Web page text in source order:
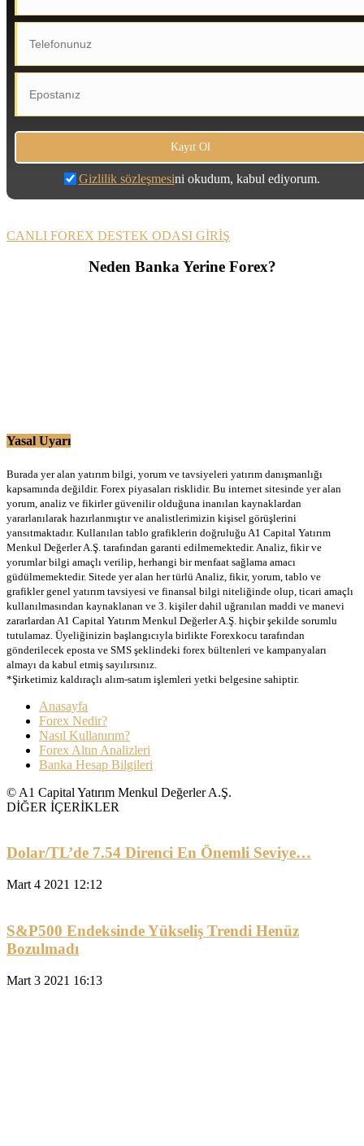
Gizlilik sözleşmesini okudum, kabul ediyorum.
CANLI FOREX DESTEK ODASI GİRİŞ
Neden Banka Yerine Forex?
Yasal Uyarı
Burada yer alan yatırım bilgi, yorum ve tavsiyeleri yatırım danışmanlığı
kapsamında değildir. Forex piyasaları risklidir. Bu internet sitesinde yer alan
yorum, analiz ve fikirler güvenilir olduğuna inanılan kaynaklardan
yararlanılarak hazırlanmıştır ve analistlerimizin kişisel görüşlerini
yansıtmaktadır. Kullanılan tablo grafiklerin doğruluğu A1 Capital Yatırım
Menkul Değerler A.Ş. tarafından garanti edilmemektedir. Analiz, fikir ve
yorumlar bilgi amaçlı verilip, herhangi bir menfaat sağlama amacı
güdülmemektedir. Sitede yer alan her türlü Analiz, fikir, yorum, tablo ve
grafikler genel yatırım tavsiyesi ve finansal bilgi niteliğinde olup, ticari amaçlı
kullanılmasından kaynaklanan ve 3. kişiler dahil uğranılan maddi ve manevi
zararlardan A1 Capital Yatırım Menkul Değerler A.Ş. hiçbir şekilde sorumlu
tutulamaz. Üyeliğinizin başlangıcıyla birlikte Forexkocu tarafından
gönderilecek eposta ve SMS şeklindeki forex bültenleri ve kampanyaları
almayı da kabul etmiş sayılırsınız.
*Şirketimiz kaldıraçlı alım-satım işlemleri yetki belgesine sahiptir.
Anasayfa
Forex Nedir?
Nasıl Kullanırım?
Forex Altın Analizleri
Banka Hesap Bilgileri
© A1 Capital Yatırım Menkul Değerler A.Ş.
DİĞER İÇERİKLER
Dolar/TL’de 7.54 Direnci En Önemli Seviye…
Mart 4 2021 12:12
S&P500 Endeksinde Yükseliş Trendi Henüz
Bozulmadı
Mart 3 2021 16:13